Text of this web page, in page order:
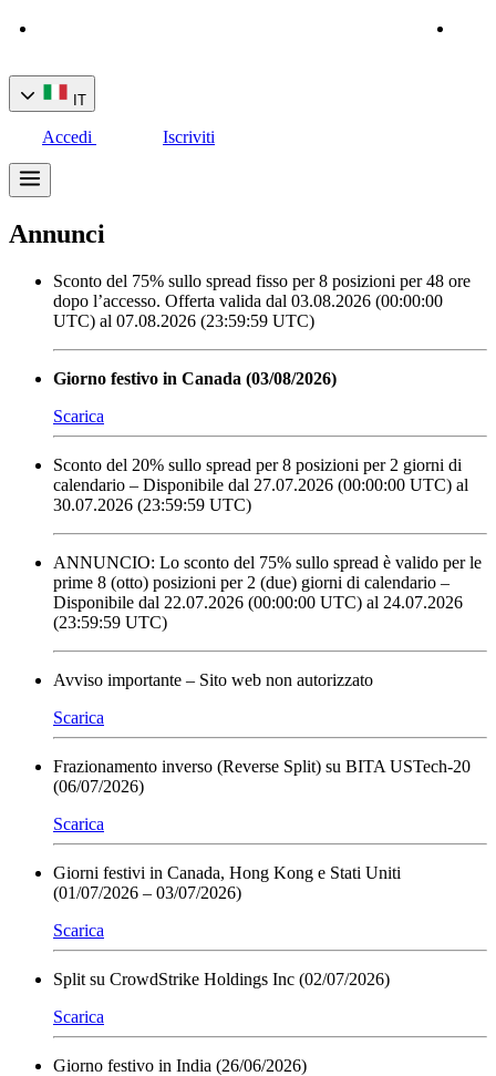
IT
Accedi Iscriviti
Annunci
Sconto del 75% sullo spread fisso per 8 posizioni per 48 ore
dopo l’accesso. Offerta valida dal 03.08.2026 (00:00:00
UTC) al 07.08.2026 (23:59:59 UTC)
Giorno festivo in Canada (03/08/2026)
Scarica
Sconto del 20% sullo spread per 8 posizioni per 2 giorni di
calendario – Disponibile dal 27.07.2026 (00:00:00 UTC) al
30.07.2026 (23:59:59 UTC)
ANNUNCIO: Lo sconto del 75% sullo spread è valido per le
prime 8 (otto) posizioni per 2 (due) giorni di calendario –
Disponibile dal 22.07.2026 (00:00:00 UTC) al 24.07.2026
(23:59:59 UTC)
Avviso importante – Sito web non autorizzato
Scarica
Frazionamento inverso (Reverse Split) su BITA USTech-20
(06/07/2026)
Scarica
Giorni festivi in Canada, Hong Kong e Stati Uniti
(01/07/2026 – 03/07/2026)
Scarica
Split su CrowdStrike Holdings Inc (02/07/2026)
Scarica
Giorno festivo in India (26/06/2026)